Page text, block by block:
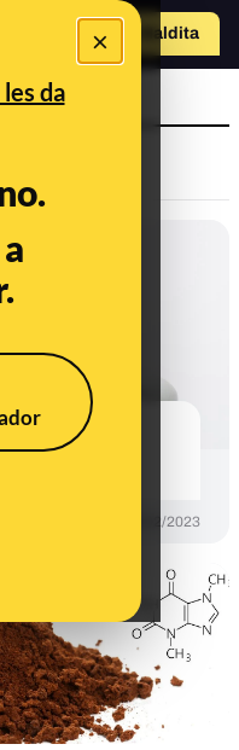
×
da
Hazte Maldita
salud el
09/02/2023